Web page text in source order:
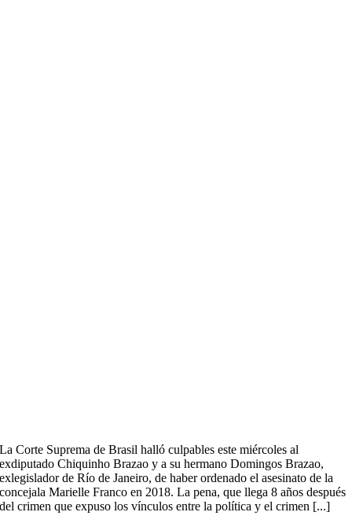
La Corte Suprema de Brasil halló culpables este miércoles al
exdiputado Chiquinho Brazao y a su hermano Domingos Brazao,
exlegislador de Río de Janeiro, de haber ordenado el asesinato de la
concejala Marielle Franco en 2018. La pena, que llega 8 años después
del crimen que expuso los vínculos entre la política y el crimen [...]